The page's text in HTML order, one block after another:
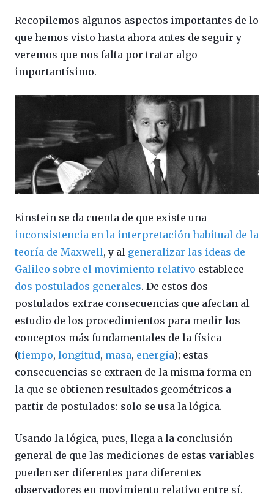
Recopilemos algunos aspectos importantes de lo
que hemos visto hasta ahora antes de seguir y
veremos que nos falta por tratar algo
importantísimo.
Einstein se da cuenta de que existe una
inconsistencia en la interpretación habitual de la
teoría de Maxwell, y al generalizar las ideas de
Galileo sobre el movimiento relativo establece
dos postulados generales. De estos dos
postulados extrae consecuencias que afectan al
estudio de los procedimientos para medir los
conceptos más fundamentales de la física
(tiempo, longitud, masa, energía); estas
consecuencias se extraen de la misma forma en
la que se obtienen resultados geométricos a
partir de postulados: solo se usa la lógica.
Usando la lógica, pues, llega a la conclusión
general de que las mediciones de estas variables
pueden ser diferentes para diferentes
observadores en movimiento relativo entre sí.